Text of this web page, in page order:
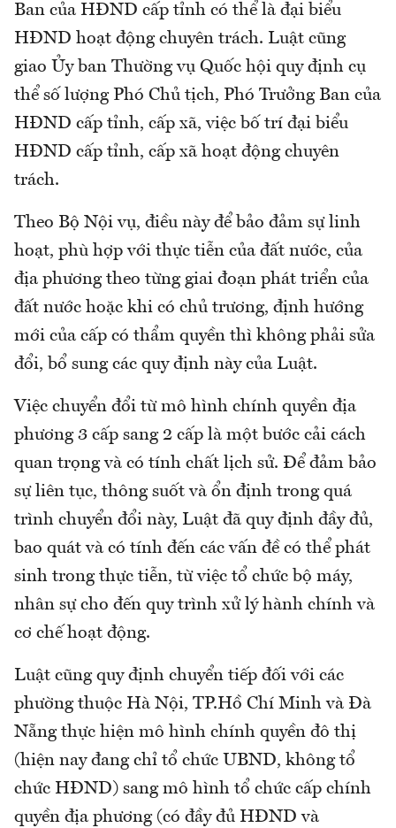
Ban của HĐND cấp tỉnh có thể là đại biểu
HĐND hoạt động chuyên trách. Luật cũng
giao Ủy ban Thường vụ Quốc hội quy định cụ
thể số lượng Phó Chủ tịch, Phó Trưởng Ban của
HĐND cấp tỉnh, cấp xã, việc bố trí đại biểu
HĐND cấp tỉnh, cấp xã hoạt động chuyên
trách.
Theo Bộ Nội vụ, điều này để bảo đảm sự linh
hoạt, phù hợp với thực tiễn của đất nước, của
địa phương theo từng giai đoạn phát triển của
đất nước hoặc khi có chủ trương, định hướng
mới của cấp có thẩm quyền thì không phải sửa
đổi, bổ sung các quy định này của Luật.
Việc chuyển đổi từ mô hình chính quyền địa
phương 3 cấp sang 2 cấp là một bước cải cách
quan trọng và có tính chất lịch sử. Để đảm bảo
sự liên tục, thông suốt và ổn định trong quá
trình chuyển đổi này, Luật đã quy định đầy đủ,
bao quát và có tính đến các vấn đề có thể phát
sinh trong thực tiễn, từ việc tổ chức bộ máy,
nhân sự cho đến quy trình xử lý hành chính và
cơ chế hoạt động.
Luật cũng quy định chuyển tiếp đối với các
phường thuộc Hà Nội, TP.Hồ Chí Minh và Đà
Nẵng thực hiện mô hình chính quyền đô thị
(hiện nay đang chỉ tổ chức UBND, không tổ
chức HĐND) sang mô hình tổ chức cấp chính
quyền địa phương (có đầy đủ HĐND và